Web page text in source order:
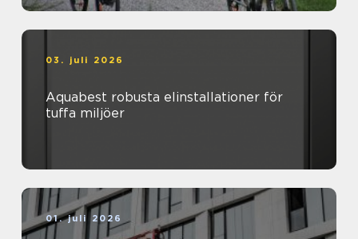
03. juli 2026
Aquabest robusta elinstallationer för
tuffa miljöer
01. juli 2026